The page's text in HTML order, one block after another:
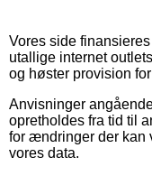
Vores side
utallige internet
og høster provision
Anvisninger
opretholdes fra tid til
for ændringer der kan
vores data.